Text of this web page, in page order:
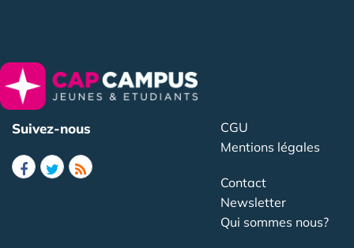
Suivez-nous
CGU
Mentions légales
Contact
Newsletter
Qui sommes nous?